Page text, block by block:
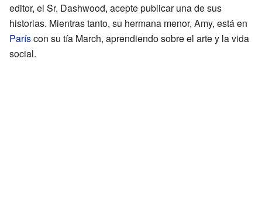
editor, el Sr. Dashwood, acepte publicar una de sus
historias. Mientras tanto, su hermana menor, Amy, está en
Paríscon su tía March, aprendiendo sobre el arte y la vida
social.